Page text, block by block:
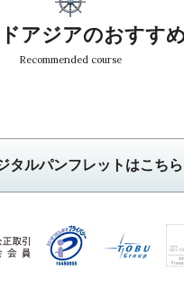
アジアのおすす
Recommended course
タルパンフレットはこちら